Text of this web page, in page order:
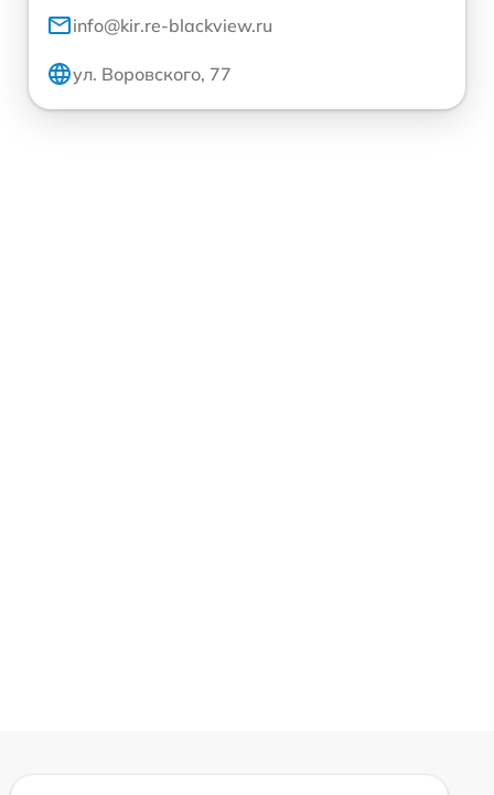
info@kir.re-blackview.ru
ул. Воровского, 77